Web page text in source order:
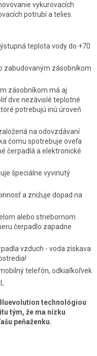
vykurovacích
potrubí a telies.
teplota vody do +70
zabudovaným zásobníkom
zásobníkom má aj
dve nezávislé teplotné
potrebujú inú úroveň
na odovzdávaní
čomu spotrebuje oveľa
čerpadlá a elektronické
špeciálne vyvinutý
a znižuje dopad na
alebo striebornom
čerpadlo zapadne
vzduch - voda získava
telefón, odkiaľkoľvek
technológiou
tým, že ma nízku
peňaženku.